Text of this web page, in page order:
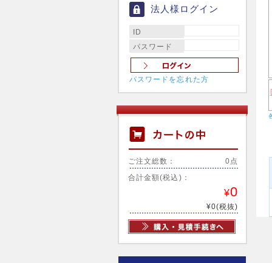
法人様ログイン
ID
パスワード
パスワードを忘れた方
ご注文総数： 0点
合計金額(税込)：
¥0
¥0(税抜)